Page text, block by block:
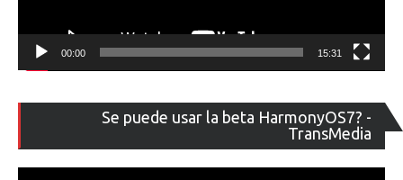
00:00 15:31
Se puede usar la beta HarmonyOS7? -
TransMedia
de